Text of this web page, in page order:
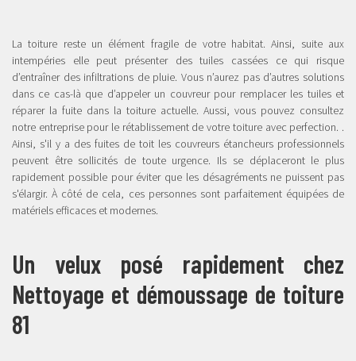
La toiture reste un élément fragile de votre habitat. Ainsi, suite aux
intempéries elle peut présenter des tuiles cassées ce qui risque
d’entraîner des infiltrations de pluie. Vous n’aurez pas d’autres solutions
dans ce cas-là que d’appeler un couvreur pour remplacer les tuiles et
réparer la fuite dans la toiture actuelle. Aussi, vous pouvez consultez
notre entreprise pour le rétablissement de votre toiture avec perfection. .
Ainsi, s'il y a des fuites de toit les couvreurs étancheurs professionnels
peuvent être sollicités de toute urgence. Ils se déplaceront le plus
rapidement possible pour éviter que les désagréments ne puissent pas
s'élargir. À côté de cela, ces personnes sont parfaitement équipées de
matériels efficaces et modernes.
Un velux posé rapidement chez
Nettoyage et démoussage de toiture
81